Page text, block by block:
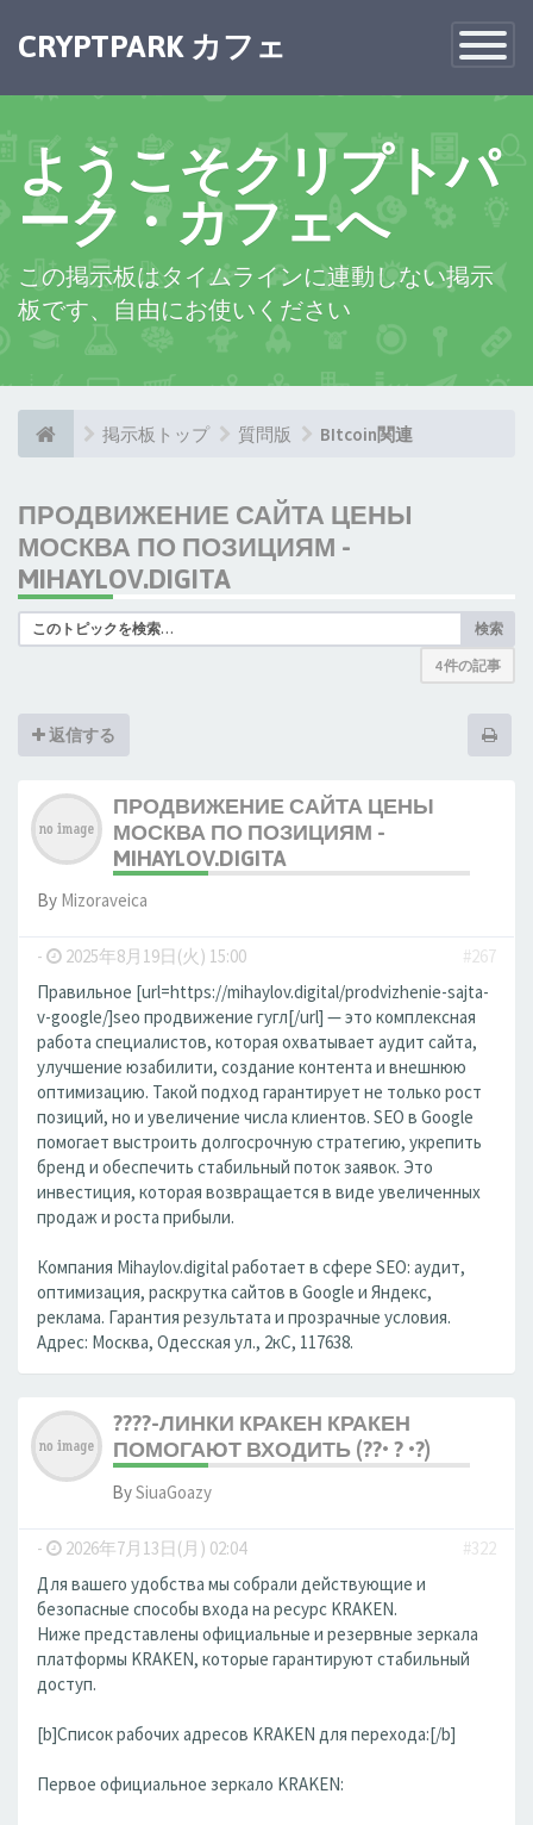
Toggle
CRYPTPARK カフェ
ようこそクリプトパ
ーク・カフェへ
この掲示板はタイムラインに連動しない掲示
板です、自由にお使いください
掲示板トップ 質問版 BItcoin関連
ПРОДВИЖЕНИЕ САЙТА ЦЕНЫ
МОСКВА ПО ПОЗИЦИЯМ -
MIHAYLOV.DIGITA
検索
4 件の記事
返信する
ПРОДВИЖЕНИЕ САЙТА ЦЕНЫ
МОСКВА ПО ПОЗИЦИЯМ -
MIHAYLOV.DIGITA
By Mizoraveica
- 2025年8月19日(火) 15:00
#267
Правильное [url=https://mihaylov.digital/prodvizhenie-sajta-
v-google/]seo продвижение гугл[/url] — это комплексная
работа специалистов, которая охватывает аудит сайта,
улучшение юзабилити, создание контента и внешнюю
оптимизацию. Такой подход гарантирует не только рост
позиций, но и увеличение числа клиентов. SEO в Google
помогает выстроить долгосрочную стратегию, укрепить
бренд и обеспечить стабильный поток заявок. Это
инвестиция, которая возвращается в виде увеличенных
продаж и роста прибыли.
Компания Mihaylov.digital работает в сфере SEO: аудит,
оптимизация, раскрутка сайтов в Google и Яндекс,
реклама. Гарантия результата и прозрачные условия.
Адрес: Москва, Одесская ул., 2кС, 117638.
????-ЛИНКИ КРАКЕН КРАКЕН
ПОМОГАЮТ ВХОДИТЬ (??• ? •?)
BySiuaGoazy
- 2026年7月13日(月) 02:04
#322
Для вашего удобства мы собрали действующие и
безопасные способы входа на ресурс KRAKEN.
Ниже представлены официальные и резервные зеркала
платформы KRAKEN, которые гарантируют стабильный
доступ.
[b]Список рабочих адресов KRAKEN для перехода:[/b]
Первое официальное зеркало KRAKEN: